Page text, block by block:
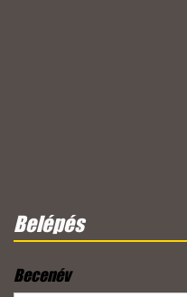
Belépés
Becenév